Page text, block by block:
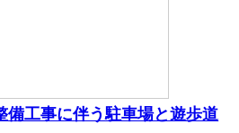
備工事に伴う駐車場と遊歩道